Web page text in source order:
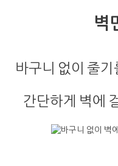
벽
바구니 없이 줄
간단하게 벽에